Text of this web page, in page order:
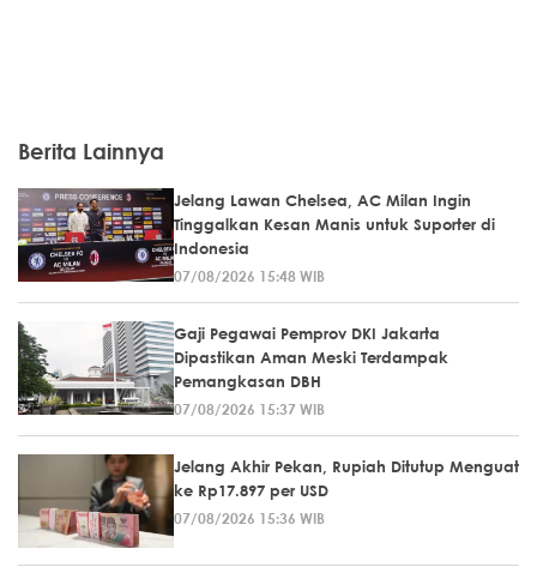
Berita Lainnya
Jelang Lawan Chelsea, AC Milan Ingin
Tinggalkan Kesan Manis untuk Suporter di
Indonesia
07/08/2026 15:48 WIB
Gaji Pegawai Pemprov DKI Jakarta
Dipastikan Aman Meski Terdampak
Pemangkasan DBH
07/08/2026 15:37 WIB
Jelang Akhir Pekan, Rupiah Ditutup Menguat
ke Rp17.897 per USD
07/08/2026 15:36 WIB